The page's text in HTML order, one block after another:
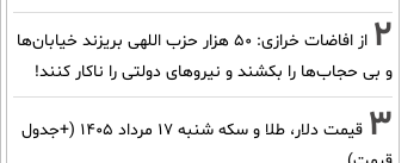
2
از افاضات خرازی: ۵۰ هزار حزب اللهی بریزند خیابان‌ها
و بی حجاب‌ها را بکشند و نیرو‌های دولتی را ناکار کنند!
3
قیمت دلار، طلا و سکه شنبه ۱۷ مرداد ۱۴۰۵ (+جدول